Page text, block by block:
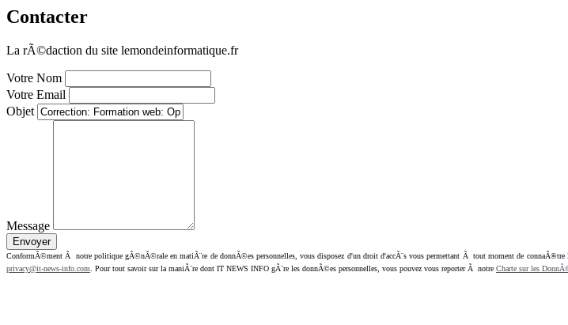
Contacter
La rÃ©daction du site lemondeinformatique.fr
Votre Nom
Votre Email
Objet
Message
ConformÃ©ment Ã notre politique gÃ©nÃ©rale en matiÃ¨re de donnÃ©es personnelles, vous disposez d'un droit d'accÃ¨s vous permettant Ã tout moment de
privacy@it-news-info.com . Pour tout savoir sur la maniÃ¨re dont IT NEWS INFO gÃ¨re les donnÃ©es personnelles, vous pouvez vous reporter Ã notre Charte sur les